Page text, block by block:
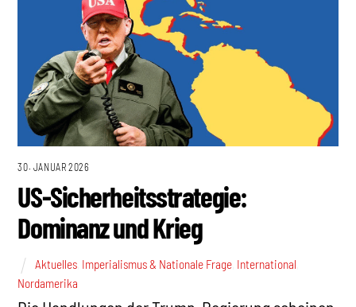
30. JANUAR 2026
US-Sicherheitsstrategie:
Dominanz und Krieg
Aktuelles Imperialismus & Nationale Frage International
Nordamerika